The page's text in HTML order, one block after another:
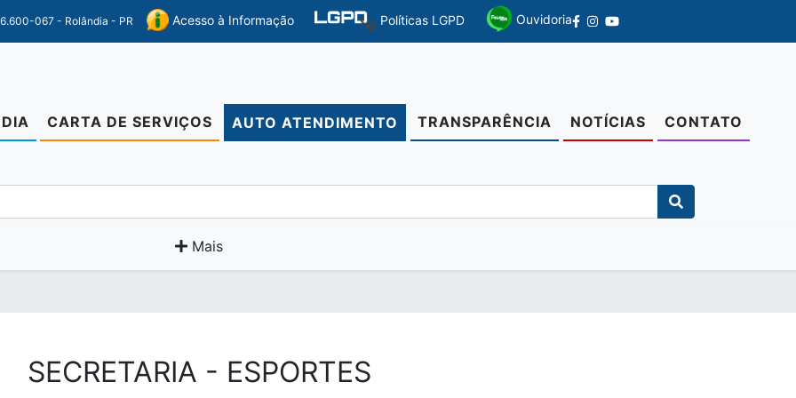
067 - Rolândia - PR Acesso à Informação Políticas LGPD Ouvidoria
CARTA DE SERVIÇOS AUTO ATENDIMENTO TRANSPARÊNCIA NOTÍCIAS CONTATO
Mais
SECRETARIA - ESPORTES